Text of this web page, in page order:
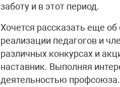
заботу и в этот период.
Хочется рассказать еще
реализации педагогов и
различных конкурсах и
наставник. Выполняя
деятельностью профсоюза.